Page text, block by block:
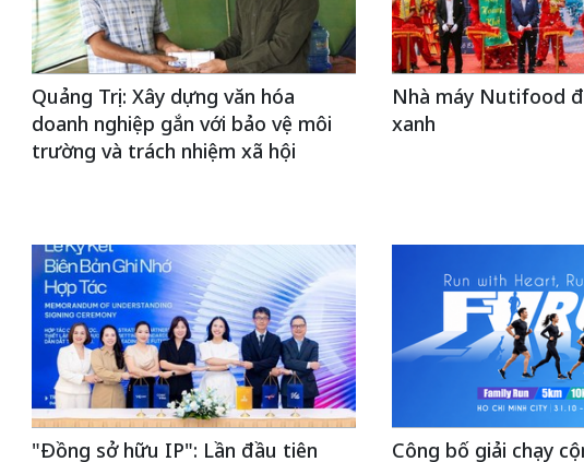
Quảng Trị: Xây dựng văn hóa
doanh nghiệp gắn với bảo vệ môi
trường và trách nhiệm xã hội
Nhà máy Nutifood
xanh
"Đồng sở hữu IP": Lần đầu tiên Công bố giải chạy